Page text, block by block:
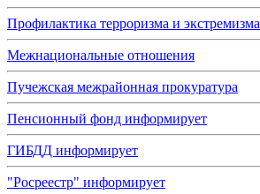
Профилактика терроризма и экстремизма
Межнациональные отношения
Пучежская межрайонная прокуратура
Пенсионный фонд информирует
ГИБДД информирует
"Росреестр" информирует